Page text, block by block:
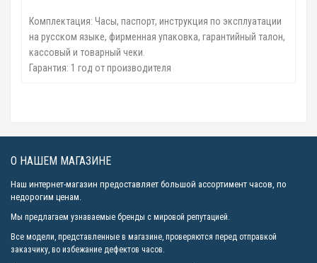
Комплектация: Часы, паспорт, инструкция по эксплуатации
на русском языке, фирменная упаковка, гарантийный талон,
кассовый и товарный чеки.
Гарантия: 1 год от производителя
О НАШЕМ МАГАЗИНЕ
Наш интернет-магазин предоставляет большой ассортимент часов, по
недорогим ценам.
Мы предлагаем узнаваемые бренды с мировой репутацией.
Все модели, представленные в магазине, проверяются перед отправкой
заказчику, во избежание дефектов часов.